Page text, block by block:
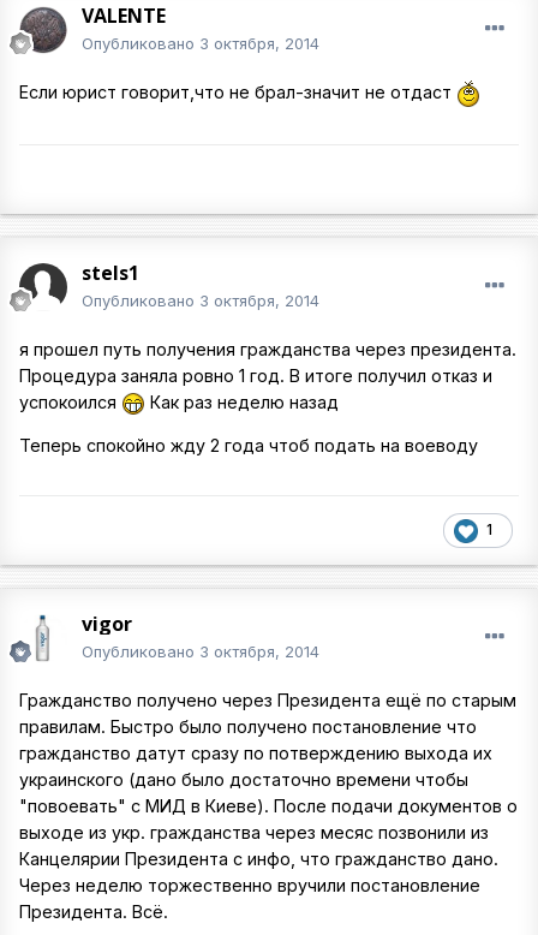
VALENTE
Опубликовано 3 октября, 2014
Если юрист говорит,что не брал-значит не отдаст
stels1
Опубликовано 3 октября, 2014
я прошел путь получения гражданства через президента.
Процедура заняла ровно 1 год. В итоге получил отказ и
успокоился
Как раз неделю назад
Теперь спокойно жду 2 года чтоб подать на воеводу
1
vigor
Опубликовано 3 октября, 2014
Гражданство получено через Президента ещё по старым
правилам. Быстро было получено постановление что
гражданство датут сразу по потверждению выхода их
украинского (дано было достаточно времени чтобы
"повоевать" с МИД в Киеве). После подачи документов о
выходе из укр. гражданства через месяс позвонили из
Канцелярии Президента с инфо, что гражданство дано.
Через неделю торжественно вручили постановление
Президента. Всё.